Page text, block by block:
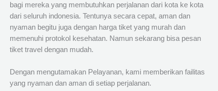
bagi mereka yang membutuhkan perjalanan dari kota ke kota
dari seluruh indonesia. Tentunya secara cepat, aman dan
nyaman begitu juga dengan harga tiket yang murah dan
memenuhi protokol kesehatan. Namun sekarang bisa pesan
tiket travel dengan mudah.
Dengan mengutamakan Pelayanan, kami memberikan failitas
yang nyaman dan aman di setiap perjalanan.